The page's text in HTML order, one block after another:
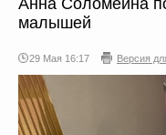
Анна Соломеина
малышей
29 Мая 16:17 Версия